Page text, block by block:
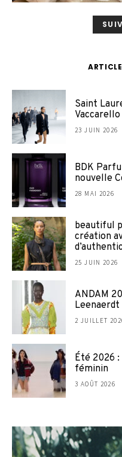
Saint
Vaccarello
23 JUIN 2026
BDK
nouvelle
28 MAI 2026
beautiful
création
25 JUIN 2026
ANDAM
Leenaerdt
2 JUILLET
Été 2026
féminin
3 AOÛT 2026